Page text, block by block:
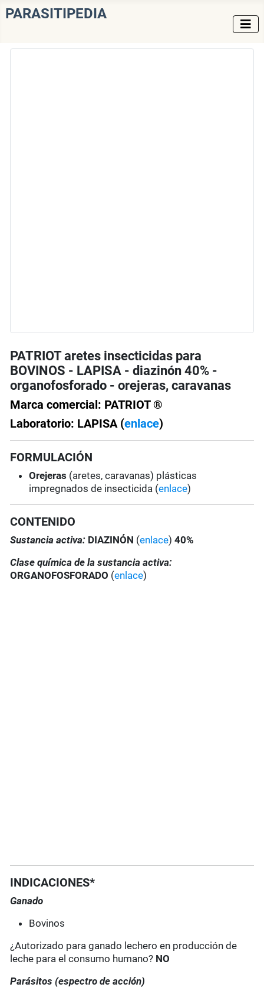
PARASITIPEDIA
PATRIOT aretes insecticidas para
BOVINOS - LAPISA - diazinón 40% -
organofosforado - orejeras, caravanas
Marca comercial: PATRIOT ®
Laboratorio: LAPISA (enlace)
FORMULACIÓN
Orejeras (aretes, caravanas) plásticas
impregnados de insecticida (enlace)
CONTENIDO
Sustancia activa: DIAZINÓN (enlace)40%
Clase química de la sustancia activa:
ORGANOFOSFORADO (enlace)
INDICACIONES*
Ganado
Bovinos
¿Autorizado para ganado lechero en producción de
leche para el consumo humano? NO
Parásitos (espectro de acción)